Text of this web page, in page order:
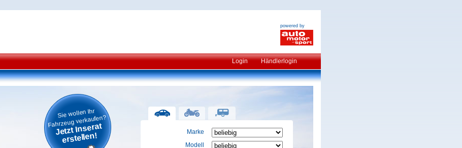
powered by
Login Händlerlogin
Sie wollen Ihr
Fahrzeug verkaufen?
Jetzt Inserat
erstellen!
Marke
Modell